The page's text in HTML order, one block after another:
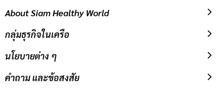
About Siam Healthy World
กลุ่มธุรกิจในเครือ
นโยบายต่าง ๆ
คำถาม และข้อสงสัย